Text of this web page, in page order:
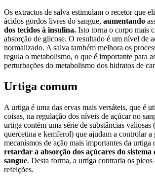
Os extractos de salva estimulam o recetor que
ácidos gordos livres do sangue, aumentando
dos tecidos à insulina. Isto torna o corpo mais
absorção de glicose. O resultado é um nível de
normalizado. A salva também melhora os
regula o metabolismo, o que é importante para
perturbações do metabolismo dos hidratos de
Urtiga comum
A urtiga é uma das ervas mais versáteis, que é
coisas, na regulação dos níveis de açúcar no
urtiga contém uma série de substâncias
quercetina e kemferol) que ajudam a controlar
mecanismos de ação mais importantes da urtiga
retardar a absorção dos açúcares do sistema
sangue. Desta forma, a urtiga contraria os picos
refeições.